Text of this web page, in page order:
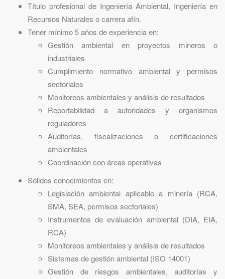
Título profesional de Ingeniería Ambiental, Ingeniería en
Recursos Naturales o carrera afín.
Tener mínimo 5 años de experiencia en:
Gestión ambiental en proyectos mineros o
industriales
Cumplimiento normativo ambiental y permisos
sectoriales
Monitoreos ambientales y análisis de resultados
Reportabilidad a autoridades y organismos
reguladores
Auditorías, fiscalizaciones o certificaciones
ambientales
Coordinación con áreas operativas
Sólidos conocimientos en:
Legislación ambiental aplicable a minería (RCA,
SMA, SEA, permisos sectoriales)
Instrumentos de evaluación ambiental (DIA, EIA,
RCA)
Monitoreos ambientales y análisis de resultados
Sistemas de gestión ambiental (ISO 14001)
Gestión de riesgos ambientales, auditorías y